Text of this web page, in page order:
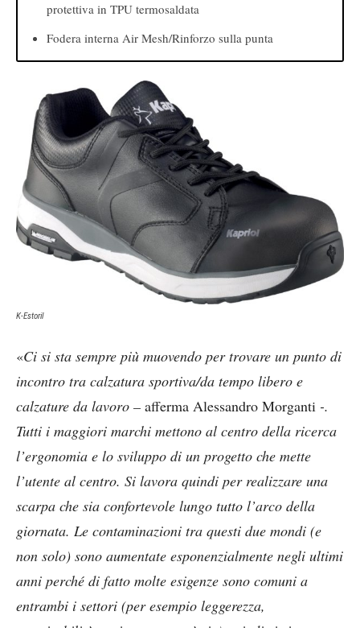
protettiva in TPU termosaldata
Fodera interna Air Mesh/Rinforzo sulla punta
K-Estoril
«Ci si sta sempre più muovendo per trovare un punto di
incontro tra calzatura sportiva/da tempo libero e
calzature da lavoro – afferma Alessandro Morganti -.
Tutti i maggiori marchi mettono al centro della ricerca
l’ergonomia e lo sviluppo di un progetto che mette
l’utente al centro. Si lavora quindi per realizzare una
scarpa che sia confortevole lungo tutto l’arco della
giornata. Le contaminazioni tra questi due mondi (e
non solo) sono aumentate esponenzialmente negli ultimi
anni perché di fatto molte esigenze sono comuni a
entrambi i settori (per esempio leggerezza,